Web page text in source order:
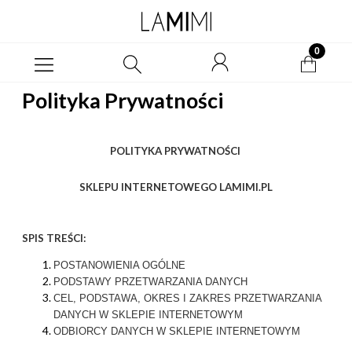
Polityka Prywatności
POLITYKA PRYWATNOŚCI
SKLEPU INTERNETOWEGO LAMIMI.PL
SPIS TREŚCI:
POSTANOWIENIA OGÓLNE
PODSTAWY PRZETWARZANIA DANYCH
CEL, PODSTAWA, OKRES I ZAKRES PRZETWARZANIA
DANYCH W SKLEPIE INTERNETOWYM
ODBIORCY DANYCH W SKLEPIE INTERNETOWYM